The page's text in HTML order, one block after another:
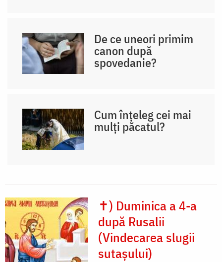
De ce uneori primim
canon după
spovedanie?
Cum înțeleg cei mai
mulți păcatul?
✝) Duminica a 4-a
după Rusalii
(Vindecarea slugii
sutașului)